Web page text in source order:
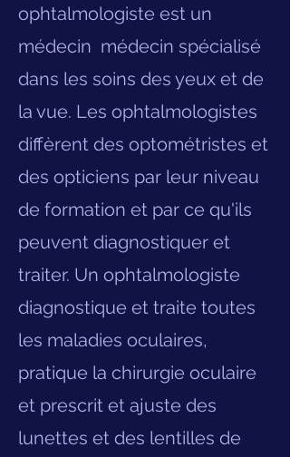
ophtalmologiste est un
médecin médecin spécialisé
dans les soins des yeux et de
la vue. Les ophtalmologistes
diffèrent des optométristes et
des opticiens par leur niveau
de formation et par ce qu'ils
peuvent diagnostiquer et
traiter. Un ophtalmologiste
diagnostique et traite toutes
les maladies oculaires,
pratique la chirurgie oculaire
et prescrit et ajuste des
lunettes et des lentilles de